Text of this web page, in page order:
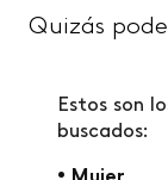
Quizás
Estos son
buscados: